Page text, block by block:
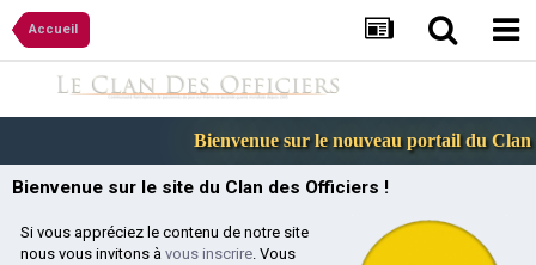
Accueil
Bienvenue sur le nouveau portail du Clan
Bienvenue sur le site du Clan des Officiers !
Si vous appréciez le contenu de notre site
nous vous invitons à vous inscrire. Vous